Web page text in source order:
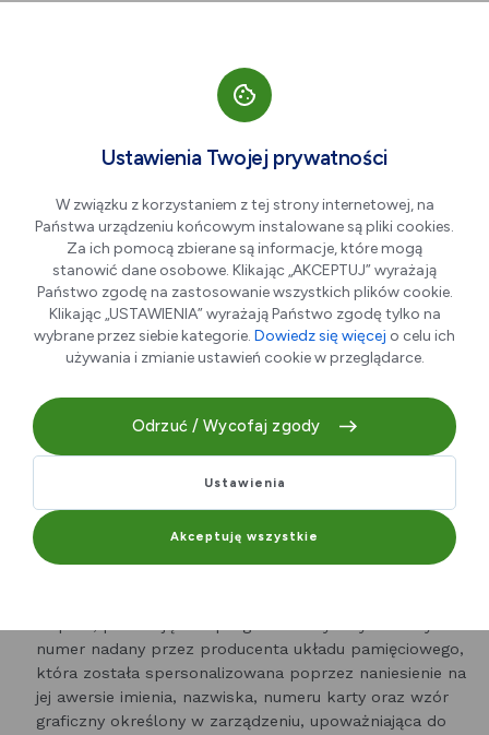
Regulamin przyznawania i korzystania z „OŚKA” Karty
Mieszkańca Gminy Oborniki Śląskie
§ 1. [Podstawowe pojęcia]
Użyte w regulaminie określenia oznaczają:
– Karta stanowiąca nośnik danych w
uprawniającej do korzystania z ulg, zniżek i preferencji
oferowanych przez Organizatora i Partnerów Programu;
numer nadany przez producenta układu pamięciowego,
która została spersonalizowana poprzez naniesienie na
jej awersie imienia, nazwiska, numeru karty oraz wzór
graficzny określony w zarządzeniu, upoważniająca do
Ustawienia Twojej prywatności
W związku z korzystaniem z tej strony internetowej, na
Państwa urządzeniu końcowym instalowane są pliki cookies.
Za ich pomocą zbierane są informacje, które mogą
stanowić dane osobowe. Klikając „AKCEPTUJ” wyrażają
Państwo zgodę na zastosowanie wszystkich plików cookie.
Klikając „USTAWIENIA” wyrażają Państwo zgodę tylko na
wybrane przez siebie kategorie. Dowiedz się więcej o celu ich
używania i zmianie ustawień cookie w przeglądarce.
Odrzuć / Wycofaj zgody
Ustawienia
Akceptuję wszystkie